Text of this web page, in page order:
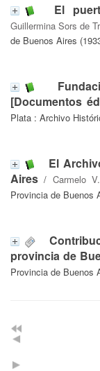
El
Guillermina Sors de
de Buenos Aires
[Documentos
Plata : Archivo
El
Aires / Carmelo
Provincia de Buenos
provincia de
Provincia de Buenos